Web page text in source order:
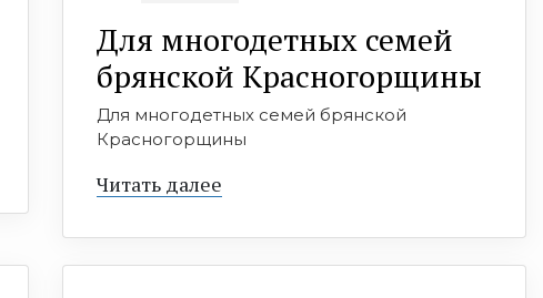
Для многодетных семей
брянской Красногорщины
Для многодетных семей брянской
Красногорщины
Читать далее